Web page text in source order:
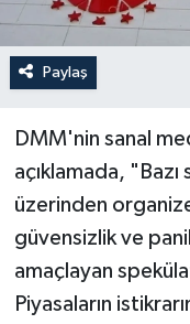
Paylaş
DMM'nin sanal
açıklamada,
üzerinden
güvensizlik ve
amaçlayan
Piyasaların